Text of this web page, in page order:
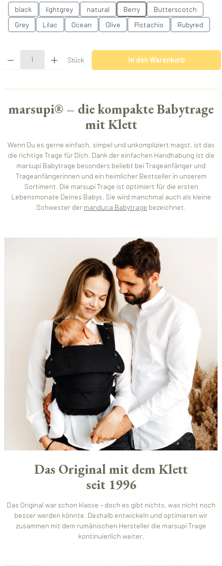
black lightgrey natural Berry
Butterscotch
Grey
Lilac Ocean Olive Pistachio Rubyred
Produkt Anzahl: Gib den gewünschten Wert ein oder benutze die
Stück In den Warenkorb
marsupi® – die kompakte Babytrage
mit Klett
Wenn Du es gerne einfach, simpel und unkompliziert magst, ist das
die richtige Trage für Dich. Dank der einfachen Handhabung ist die
marsupi Babytrage besonders beliebt bei Trageanfänger und
Trageanfängerinnen und ein heimlicher Bestseller in unserem
Sortiment. Die marsupi Trage ist optimiert für die ersten
Lebensmonate Deines Babys. Sie wird manchmal auch als kleine
Schwester der manduca Babytrage bezeichnet.
Das Original mit dem Klett
seit 1996
Das Original war schon klasse – doch es gibt nichts, was nicht noch
besser werden könnte. Deshalb entwickeln und optimieren wir
zusammen mit dem rumänischen Hersteller die marsupi Trage
kontinuierlich weiter.